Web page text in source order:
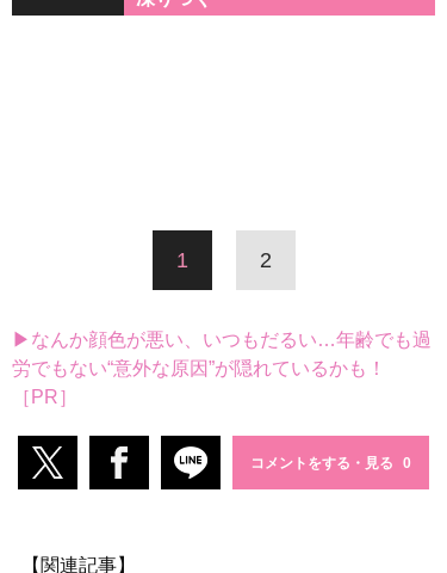
1 2
▶なんか顔色が悪い、いつもだるい…年齢でも過
労でもない“意外な原因”が隠れているかも！
［PR］
コメントをする・見る
【関連記事】